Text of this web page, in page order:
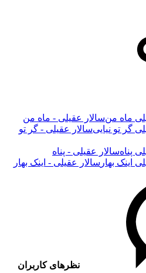
سالار عقیلی - ماه من
سالار عقیلی - گر تو
سالار عقیلی - پناه
سالار عقیلی - اینک بهار
نظرهای کاربران